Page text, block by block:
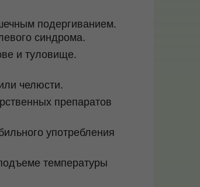
подергиванием.
синдрома.
и туловище.
челюсти.
препаратов
употребления
температуры